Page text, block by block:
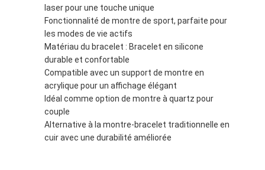
Pièces détachées de ceintures de montres
laser pour une touche unique
Fonctionnalité de montre de sport, parfaite pour
les modes de vie actifs
Matériau du bracelet : Bracelet en silicone
durable et confortable
Compatible avec un support de montre en
acrylique pour un affichage élégant
Idéal comme option de montre à quartz pour
couple
Alternative à la montre-bracelet traditionnelle en
cuir avec une durabilité améliorée